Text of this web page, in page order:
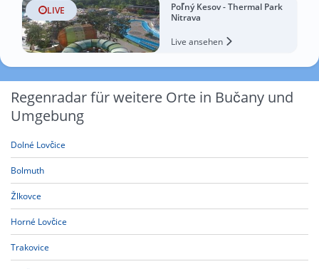
LIVE
Poľný Kesov - Thermal Park
Nitrava
Live ansehen
Regenradar für weitere Orte in Bučany und
Umgebung
Dolné Lovčice
Bolmuth
Žlkovce
Horné Lovčice
Trakovice